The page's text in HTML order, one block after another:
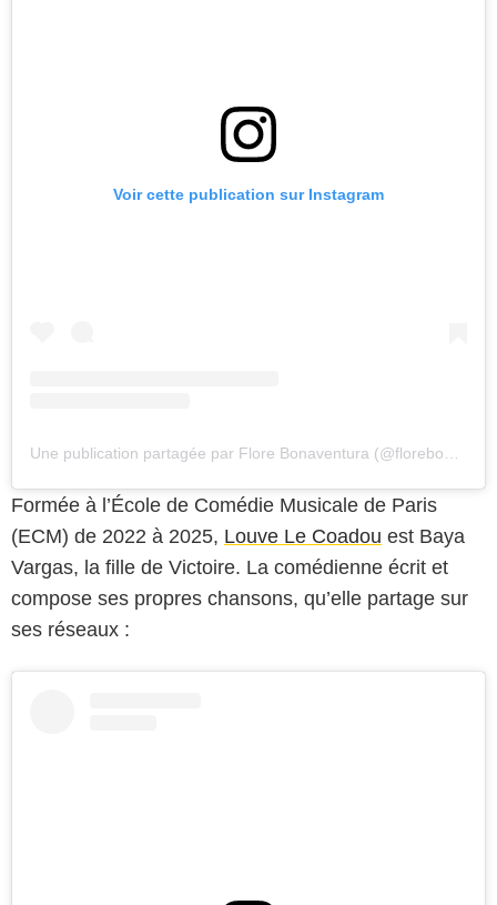
Voir cette publication sur Instagram
Formée à l’École de Comédie Musicale de Paris
(ECM) de 2022 à 2025, Louve Le Coadou est Baya
Vargas, la fille de Victoire. La comédienne écrit et
compose ses propres chansons, qu’elle partage sur
ses réseaux :